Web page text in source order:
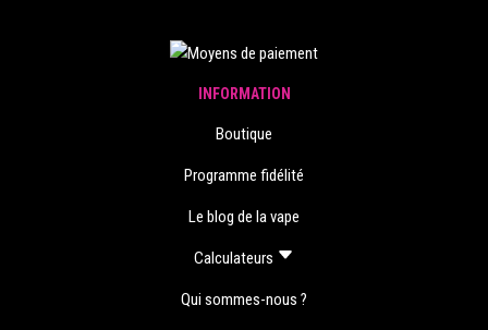
INFORMATION
Boutique
Programme fidélité
Le blog de la vape
Calculateurs
Qui sommes-nous ?